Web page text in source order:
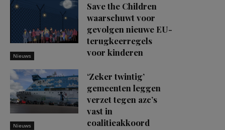
Nieuws
Save the Children
waarschuwt voor
gevolgen nieuwe EU-
terugkeerregels
voor kinderen
Nieuws
‘Zeker twintig’
gemeenten leggen
verzet tegen azc’s
vast in
coalitieakkoord